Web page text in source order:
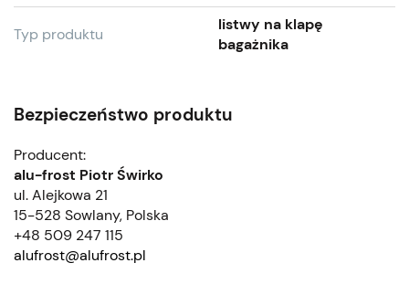
Typ produktu
listwy na klapę
bagażnika
Bezpieczeństwo produktu
Producent:
alu-frost Piotr Świrko
ul. Alejkowa 21
15-528 Sowlany, Polska
+48 509 247 115
alufrost@alufrost.pl